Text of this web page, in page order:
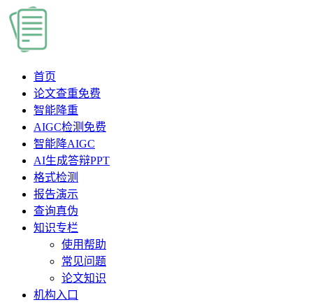
首页
论文查重免费
智能降重
AIGC检测 免费
智能降AIGC
AI生成答辩PPT
格式检测
报告演示
查询真伪
知识专栏
使用帮助
常见问题
论文知识
机构入口